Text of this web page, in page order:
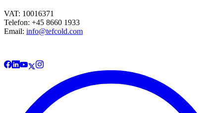
VAT: 10016371
Telefon: +45 8660 1933
Email: info@tefcold.com